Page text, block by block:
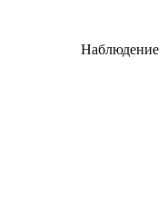
Наблюдение